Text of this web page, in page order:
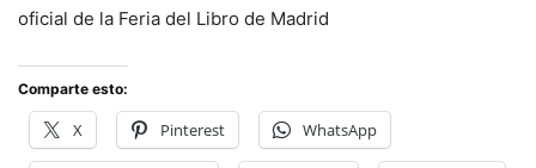
oficial de la Feria del Libro de Madrid
Comparte esto:
X Pinterest WhatsApp